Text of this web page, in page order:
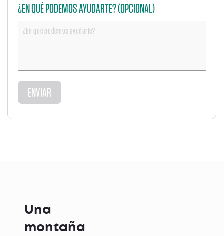
¿EN QUÉ PODEMOS AYUDARTE? (OPCIONAL)
Una
montaña